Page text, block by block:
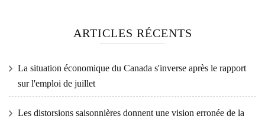
ARTICLES RÉCENTS
La situation économique du Canada s'inverse après le rapport
sur l'emploi de juillet
Les distorsions saisonnières donnent une vision erronée de la